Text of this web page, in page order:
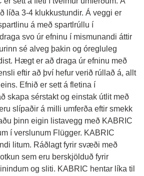
líða 3-4 klukkustundir. Á veggi er
á með spartlrúllu í
svo úr efninu í mismunandi áttir
sé alveg þakin og óregluleg
Hægt er að draga úr efninu með
eftir að því hefur verið rúllað á, allt
Efnið er sett á fletina í
skapa sérstakt og einstak útlit með
slípaðir á milli umferða eftir smekk
þinn eigin listavegg með KABRIC
í verslunum Flügger. KABRIC
litum. Ráðlagt fyrir svæði með
sem eru berskjölduð fyrir
og sliti. KABRIC hentar líka til